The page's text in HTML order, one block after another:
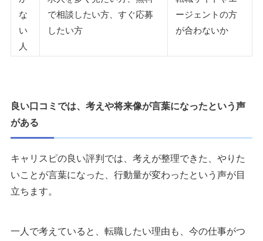
な
い
人
で相談したい方、すぐ応募
したい方
ージェントの方
が合わないか
良い口コミでは、考えや将来像が言葉になったという声
がある
キャリスピの良い評判では、考えが整理できた、やりた
いことが言葉になった、行動量が変わったという声が目
立ちます。
一人で考えていると、転職したい理由も、今の仕事がつ